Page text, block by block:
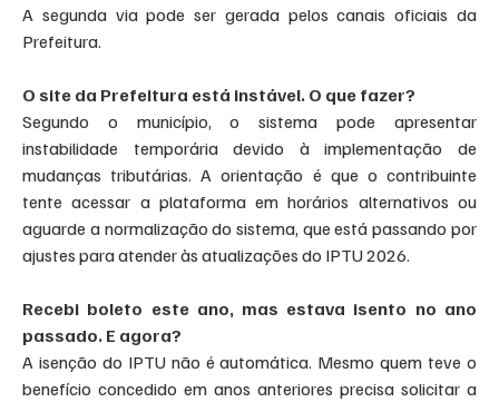
A segunda via pode ser gerada pelos canais oficiais da
Prefeitura.
O site da Prefeitura está instável. O que fazer?
Segundo o município, o sistema pode apresentar
instabilidade temporária devido à implementação de
mudanças tributárias. A orientação é que o contribuinte
tente acessar a plataforma em horários alternativos ou
aguarde a normalização do sistema, que está passando por
ajustes para atender às atualizações do IPTU 2026.
Recebi boleto este ano, mas estava isento no ano
passado. E agora?
A isenção do IPTU não é automática. Mesmo quem teve o
benefício concedido em anos anteriores precisa solicitar a